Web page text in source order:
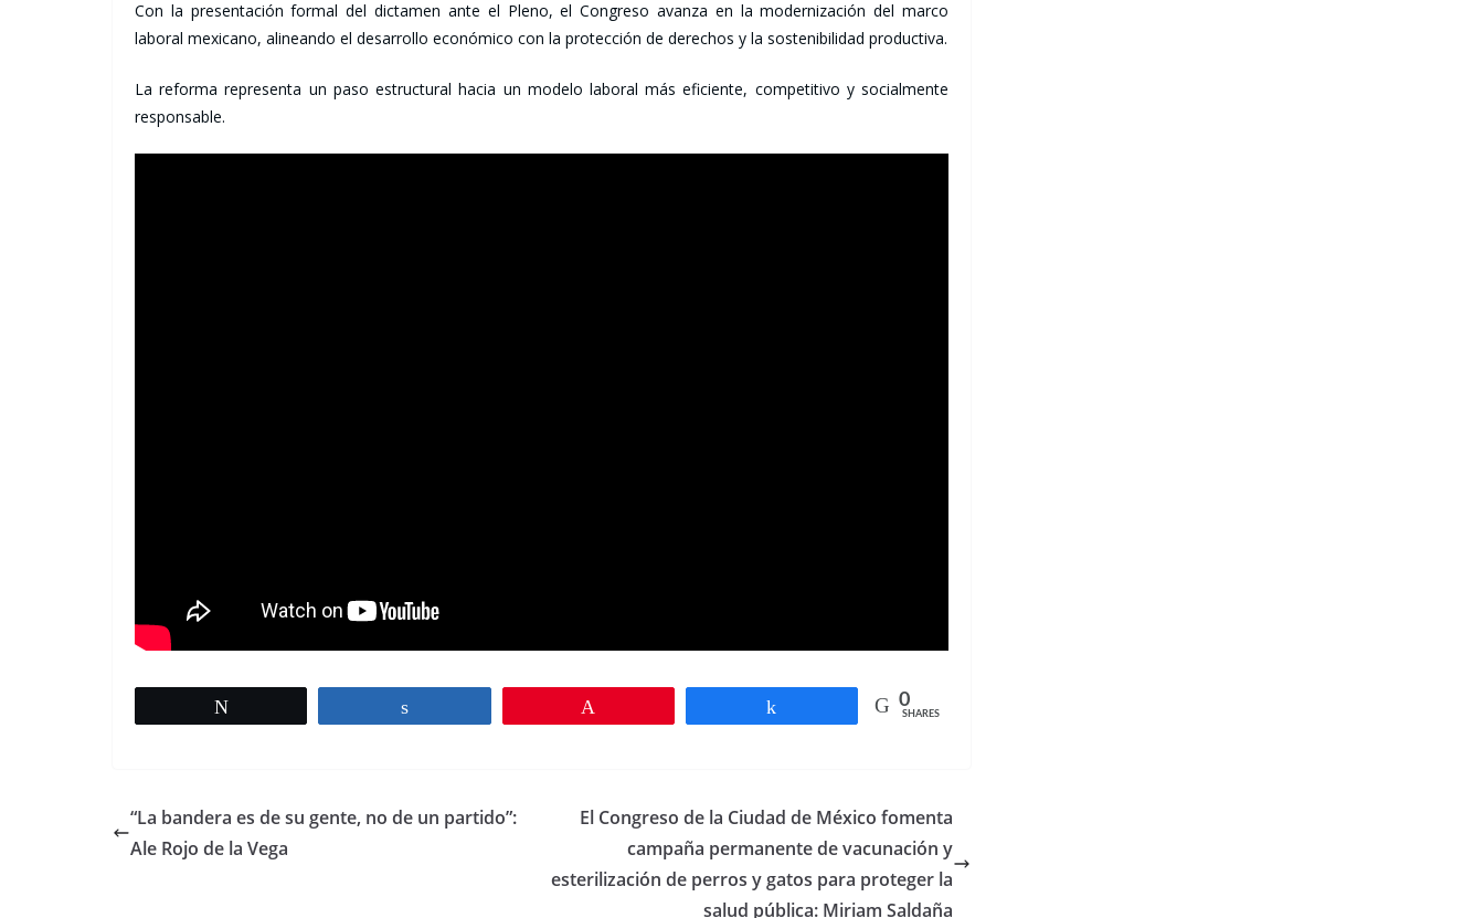
Con la presentación formal del dictamen ante el Pleno, el Congreso avanza en la modernización del marco
laboral mexicano, alineando el desarrollo económico con la protección de derechos y la sostenibilidad productiva.
La reforma representa un paso estructural hacia un modelo laboral más eficiente, competitivo y socialmente
responsable.
0
SHARES
“La bandera es de su gente, no de un partido”:
Ale Rojo de la Vega
El Congreso de la Ciudad de México fomenta
campaña permanente de vacunación y
esterilización de perros y gatos para proteger la
salud pública: Miriam Saldaña